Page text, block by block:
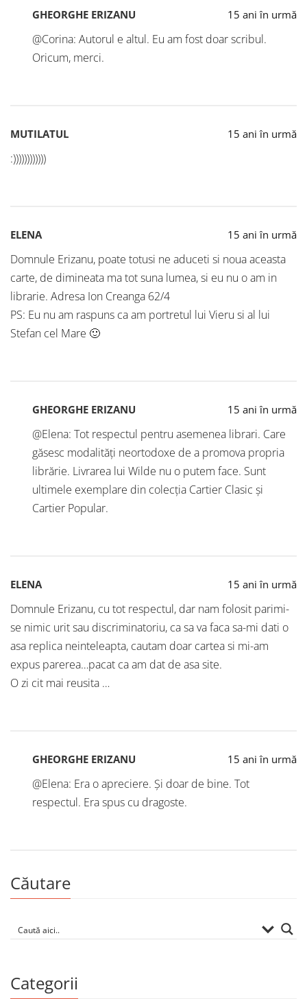
GHEORGHE ERIZANU 15 ani în urmă
@Corina: Autorul e altul. Eu am fost doar scribul.
Oricum, merci.
MUTILATUL 15 ani în urmă
:))))))))))))
ELENA 15 ani în urmă
Domnule Erizanu, poate totusi ne aduceti si noua aceasta
carte, de dimineata ma tot suna lumea, si eu nu o am in
librarie. Adresa Ion Creanga 62/4
PS: Eu nu am raspuns ca am portretul lui Vieru si al lui
Stefan cel Mare 🙂
GHEORGHE ERIZANU 15 ani în urmă
@Elena: Tot respectul pentru asemenea librari. Care
găsesc modalități neortodoxe de a promova propria
librărie. Livrarea lui Wilde nu o putem face. Sunt
ultimele exemplare din colecția Cartier Clasic și
Cartier Popular.
ELENA 15 ani în urmă
Domnule Erizanu, cu tot respectul, dar nam folosit parimi-
se nimic urit sau discriminatoriu, ca sa va faca sa-mi dati o
asa replica neinteleapta, cautam doar cartea si mi-am
expus parerea…pacat ca am dat de asa site.
O zi cit mai reusita …
GHEORGHE ERIZANU 15 ani în urmă
@Elena: Era o apreciere. Și doar de bine. Tot
respectul. Era spus cu dragoste.
Căutare
Categorii